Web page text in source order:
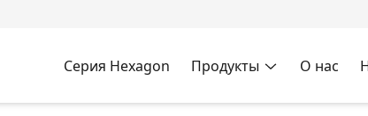
Серия Hexagon Продукты О нас